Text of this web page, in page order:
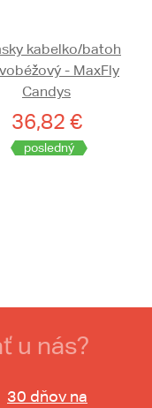
kabelko/batoh
- MaxFly
Candys
36,82 €
posledný
u nás?
30 dňov na